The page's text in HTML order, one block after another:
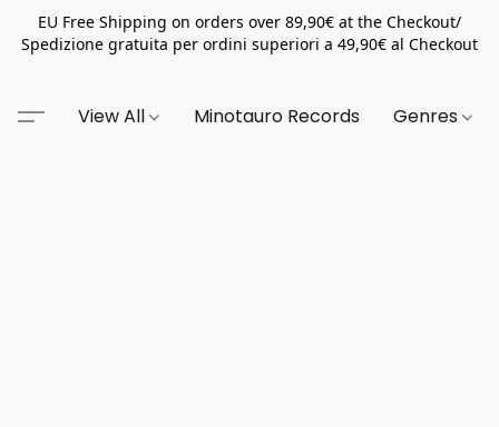
EU Free Shipping on orders over 89,90€ at the Checkout/
Spedizione gratuita per ordini superiori a 49,90€ al Checkout
View All Minotauro Records Genres